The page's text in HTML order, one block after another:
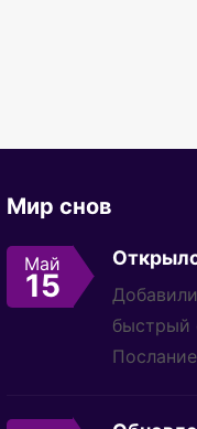
Мир снов
Май
15
быстрый